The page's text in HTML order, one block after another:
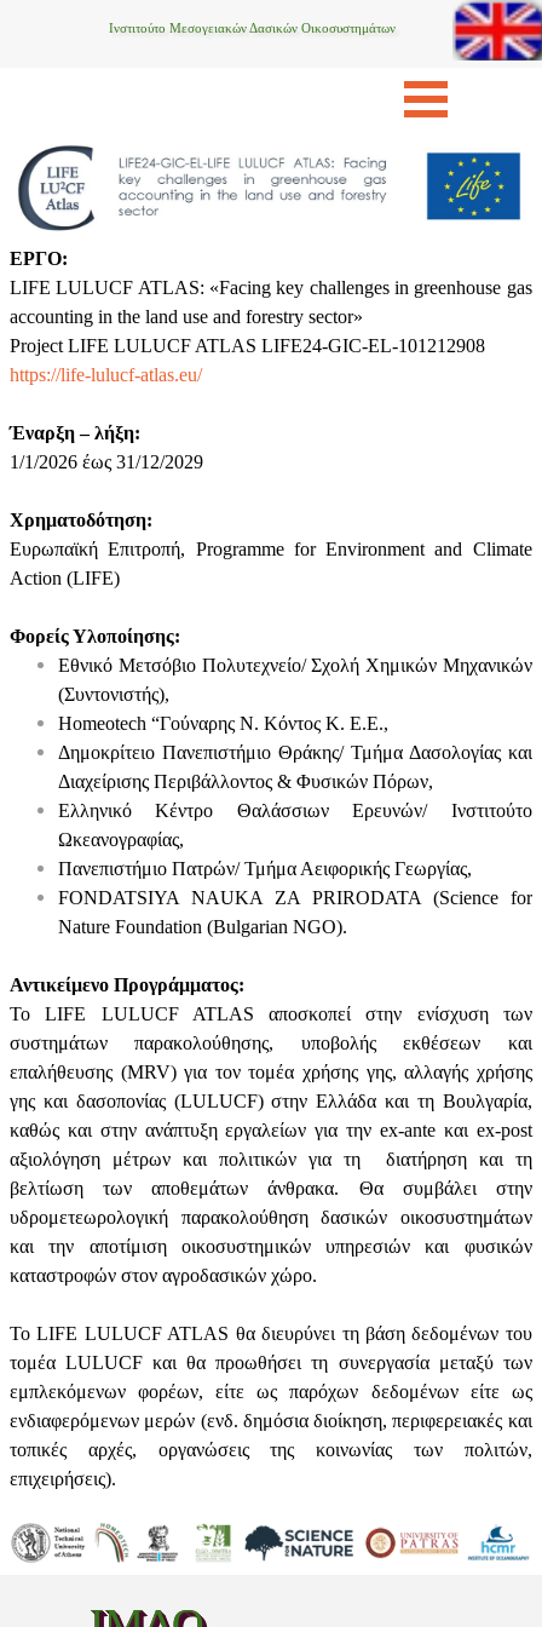
Ινστιτούτο Μεσογειακών Δασικών Οικοσυστημάτων
ΕΡΓΟ:
LIFE LULUCF ATLAS: «Facing key challenges in greenhouse gas
accounting in the land use and forestry sector»
Project LIFE LULUCF ATLAS LIFE24-GIC-EL-101212908
https://life-lulucf-atlas.eu/
Έναρξη – λήξη:
1/1/2026 έως 31/12/2029
Χρηματοδότηση:
Ευρωπαϊκή Επιτροπή, Programme for Environment and Climate
Action (LIFE)
Φορείς Υλοποίησης:
Εθνικό Μετσόβιο Πολυτεχνείο/ Σχολή Χημικών Μηχανικών
(Συντονιστής),
Homeotech “Γούναρης Ν. Κόντος Κ. Ε.Ε.,
Δημοκρίτειο Πανεπιστήμιο Θράκης/ Τμήμα Δασολογίας και
Διαχείρισης Περιβάλλοντος & Φυσικών Πόρων,
Ελληνικό Κέντρο Θαλάσσιων Ερευνών/ Ινστιτούτο
Ωκεανογραφίας,
Πανεπιστήμιο Πατρών/ Τμήμα Αειφορικής Γεωργίας,
FONDATSIYA NAUKA ZA PRIRODATA (Science for
Nature Foundation (Bulgarian NGO).
Αντικείμενο Προγράμματος:
Το LIFE LULUCF ATLAS αποσκοπεί στην ενίσχυση των
συστημάτων παρακολούθησης, υποβολής εκθέσεων και
επαλήθευσης (MRV) για τον τομέα χρήσης γης, αλλαγής χρήσης
γης και δασοπονίας (LULUCF) στην Ελλάδα και τη Βουλγαρία,
καθώς και στην ανάπτυξη εργαλείων για την ex-ante και ex-post
αξιολόγηση μέτρων και πολιτικών για τη διατήρηση και τη
βελτίωση των αποθεμάτων άνθρακα. Θα συμβάλει στην
υδρομετεωρολογική παρακολούθηση δασικών οικοσυστημάτων
και την αποτίμιση οικοσυστημικών υπηρεσιών και φυσικών
καταστροφών στον αγροδασικών χώρο.
Το LIFE LULUCF ATLAS θα διευρύνει τη βάση δεδομένων του
τομέα LULUCF και θα προωθήσει τη συνεργασία μεταξύ των
εμπλεκόμενων φορέων, είτε ως παρόχων δεδομένων είτε ως
ενδιαφερόμενων μερών (ενδ. δημόσια διοίκηση, περιφερειακές και
τοπικές αρχές, οργανώσεις της κοινωνίας των πολιτών,
επιχειρήσεις).